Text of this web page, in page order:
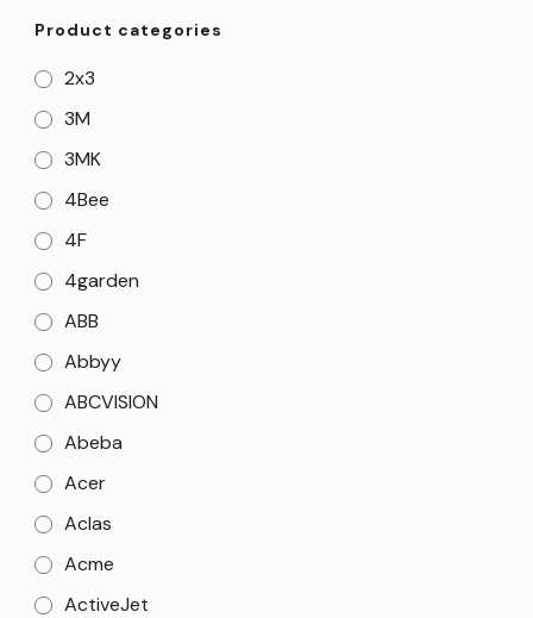
Product categories
2x3
3M
3MK
4Bee
4F
4garden
ABB
Abbyy
ABCVISION
Abeba
Acer
Aclas
Acme
ActiveJet